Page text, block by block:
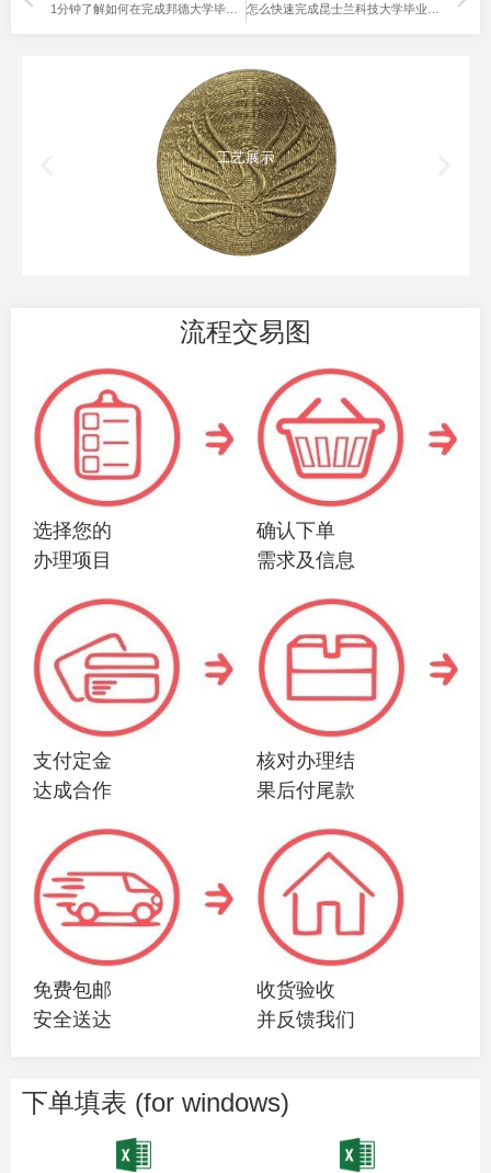
工艺展示
流程交易图
选择您的
办理项目
确认下单
需求及信息
支付定金
达成合作
核对办理结
果后付尾款
免费包邮
安全送达
收货验收
并反馈我们
下单填表 (for windows)